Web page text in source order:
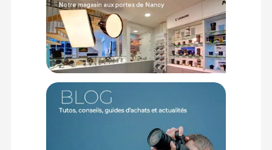
CONTENU DU CARTON
1x Bouchon d'objectif clip PRO 58mm par Kooduu
Offre valable jusqu'au 10-08-2026 inclus.
Code EAN Kooduu Bouchon d'objectif clip PRO 58 mm -
Bouchons et accessoires - Achat et prix :5055290621959
Garantie 2 ans
(1) Nombre de points Fidélité estimés, hors remises au panier, basé